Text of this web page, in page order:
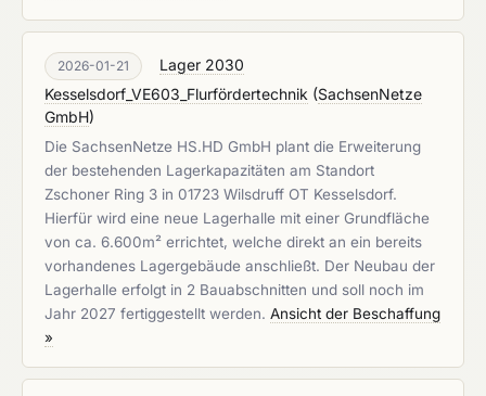
2026-01-21
Lager 2030
Kesselsdorf_VE603_Flurfördertechnik (SachsenNetze
GmbH)
Die SachsenNetze HS.HD GmbH plant die Erweiterung
der bestehenden Lagerkapazitäten am Standort
Zschoner Ring 3 in 01723 Wilsdruff OT Kesselsdorf.
Hierfür wird eine neue Lagerhalle mit einer Grundfläche
von ca. 6.600m² errichtet, welche direkt an ein bereits
vorhandenes Lagergebäude anschließt. Der Neubau der
Lagerhalle erfolgt in 2 Bauabschnitten und soll noch im
Jahr 2027 fertiggestellt werden. Ansicht der Beschaffung
»